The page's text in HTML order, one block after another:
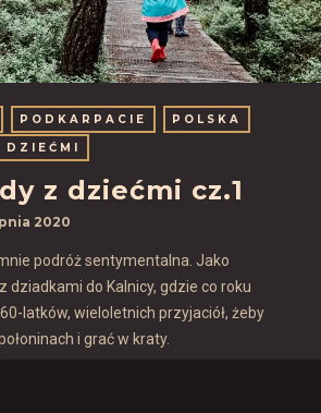
PODKARPACIE
POLSKA
z dziećmi cz.1
2020
podróż sentymentalna. Jako
dziadkami do Kalnicy, gdzie co roku
latków, wieloletnich przyjaciół, żeby
i grać w kraty.